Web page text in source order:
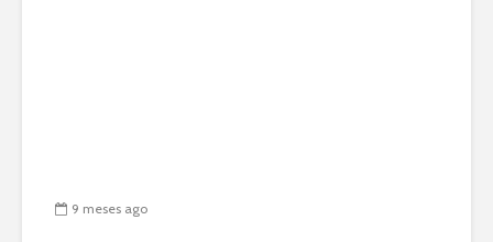
9 meses ago